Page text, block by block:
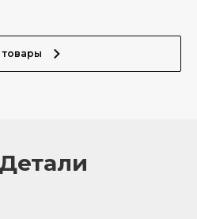
товары